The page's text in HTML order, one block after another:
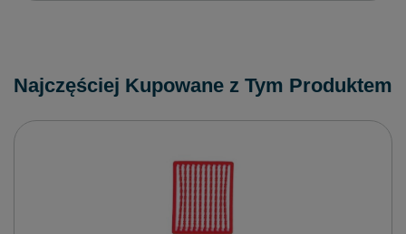
Najczęściej Kupowane z Tym Produktem